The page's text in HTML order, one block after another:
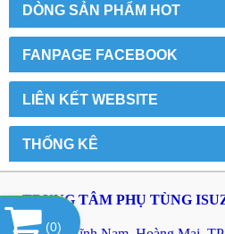
DÒNG SẢN PHẨM HOT
FANPAGE FACEBOOK
LIÊN KẾT WEBSITE
THỐNG KÊ
TRUNG TÂM PHỤ TÙNG
(0)